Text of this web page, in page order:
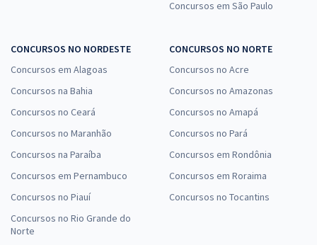
Concursos em São Paulo
CONCURSOS NO NORDESTE
Concursos em Alagoas
Concursos na Bahia
Concursos no Ceará
Concursos no Maranhão
Concursos na Paraíba
Concursos em Pernambuco
Concursos no Piauí
Concursos no Rio Grande do
Norte
CONCURSOS NO NORTE
Concursos no Acre
Concursos no Amazonas
Concursos no Amapá
Concursos no Pará
Concursos em Rondônia
Concursos em Roraima
Concursos no Tocantins